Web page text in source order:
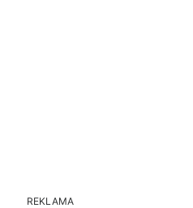
REKLAMA